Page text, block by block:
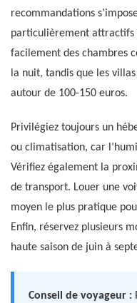
recommandations
particulièrement attractifs
facilement des chambres
la nuit, tandis que les
autour de 100-150 euros.
Privilégiez toujours un
ou climatisation, car
Vérifiez également la
de transport. Louer une
moyen le plus pratique
Enfin, réservez plusieurs
haute saison de juin à
Conseil de voyageur :